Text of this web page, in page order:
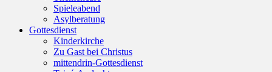
Spieleabend
Asylberatung
Gottesdienst
Kinderkirche
Zu Gast bei Christus
mittendrin-Gottesdienst